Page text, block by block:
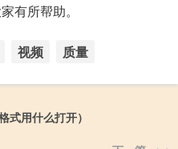
有所帮助。
视频 质量
用什么打开）